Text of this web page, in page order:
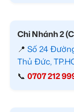
Chi Nhánh 2
📍 Số 24
Thủ Đức,
📞 0707 212